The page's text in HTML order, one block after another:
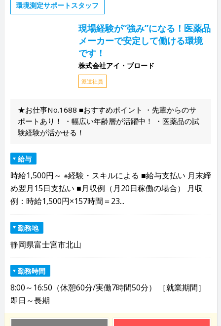
環境測定サポートスタッフ
現場経験が“強み”になる！医薬品
メーカーで安定して働ける環境
です！
株式会社アイ・ブロード
派遣社員
★お仕事No.1688 ■おすすめポイント ・先輩からのサ
ポートあり！ ・幅広い年齢層が活躍中！ ・医薬品の試
験経験が活かせる！
給与
時給1,500円～ ※経験・スキルによる ■給与支払い 月末締
め翌月15日支払い ■月収例（月20日稼働の場合） 月収
例：時給1,500円×157時間＝23...
勤務地
静岡県富士宮市北山
勤務時間
8:00～16:50（休憩60分/実働7時間50分） ［就業期間］
即日～長期